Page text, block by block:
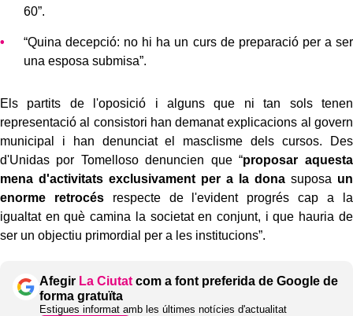
60”.
“Quina decepció: no hi ha un curs de preparació per a ser
una esposa submisa”.
Els partits de l'oposició i alguns que ni tan sols tenen
representació al consistori han demanat explicacions al govern
municipal i han denunciat el masclisme dels cursos. Des
d'Unidas por Tomelloso denuncien que “proposar aquesta
mena d'activitats exclusivament per a la donasuposa un
enorme retrocésrespecte de l'evident progrés cap a la
igualtat en què camina la societat en conjunt, i que hauria de
ser un objectiu primordial per a les institucions”.
Afegir La Ciutat com a font preferida de Google de
forma gratuïta
Estigues informat amb les últimes notícies d'actualitat